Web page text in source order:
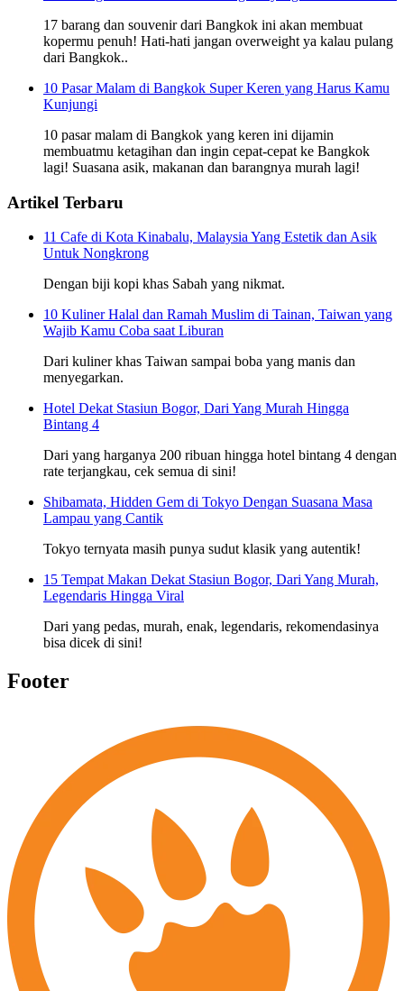
17 barang dan souvenir dari Bangkok ini akan membuat
kopermu penuh! Hati-hati jangan overweight ya kalau pulang
dari Bangkok..
10 Pasar Malam di Bangkok Super Keren yang Harus Kamu
Kunjungi
10 pasar malam di Bangkok yang keren ini dijamin
membuatmu ketagihan dan ingin cepat-cepat ke Bangkok
lagi! Suasana asik, makanan dan barangnya murah lagi!
Artikel Terbaru
11 Cafe di Kota Kinabalu, Malaysia Yang Estetik dan Asik
Untuk Nongkrong
Dengan biji kopi khas Sabah yang nikmat.
10 Kuliner Halal dan Ramah Muslim di Tainan, Taiwan yang
Wajib Kamu Coba saat Liburan
Dari kuliner khas Taiwan sampai boba yang manis dan
menyegarkan.
Hotel Dekat Stasiun Bogor, Dari Yang Murah Hingga
Bintang 4
Dari yang harganya 200 ribuan hingga hotel bintang 4 dengan
rate terjangkau, cek semua di sini!
Shibamata, Hidden Gem di Tokyo Dengan Suasana Masa
Lampau yang Cantik
Tokyo ternyata masih punya sudut klasik yang autentik!
15 Tempat Makan Dekat Stasiun Bogor, Dari Yang Murah,
Legendaris Hingga Viral
Dari yang pedas, murah, enak, legendaris, rekomendasinya
bisa dicek di sini!
Footer